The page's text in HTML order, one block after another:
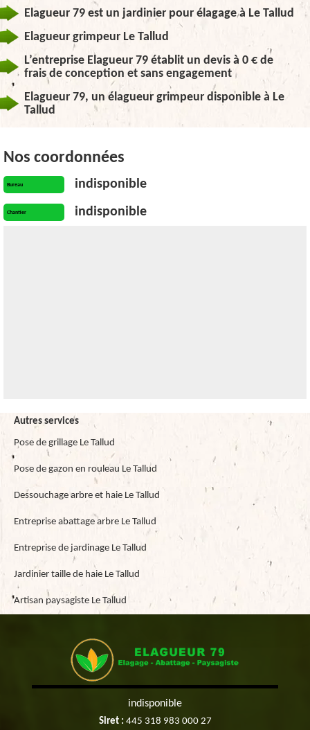
Elagueur 79 est un jardinier pour élagage à Le Tallud
Elagueur grimpeur Le Tallud
L’entreprise Elagueur 79 établit un devis à 0 € de
frais de conception et sans engagement
Elagueur 79, un élagueur grimpeur disponible à Le
Tallud
Nos coordonnées
Bureau indisponible
Chantier indisponible
Autres services
Pose de grillage Le Tallud
Pose de gazon en rouleau Le Tallud
Dessouchage arbre et haie Le Tallud
Entreprise abattage arbre Le Tallud
Entreprise de jardinage Le Tallud
Jardinier taille de haie Le Tallud
Artisan paysagiste Le Tallud
indisponible
Siret : 445 318 983 000 27